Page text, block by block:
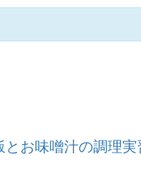
お味噌汁の調理実